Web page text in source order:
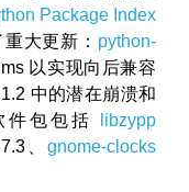
Package Index
大更新： python-
以实现向后兼容
中的潜在崩溃和
件包包括
libzypp
、 gnome-clocks